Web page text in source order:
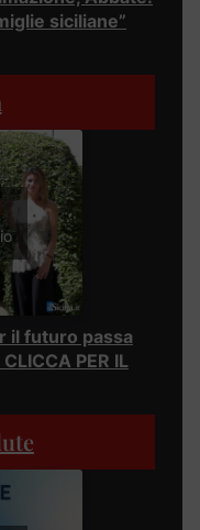
siciliane”
il futuro passa
PER IL